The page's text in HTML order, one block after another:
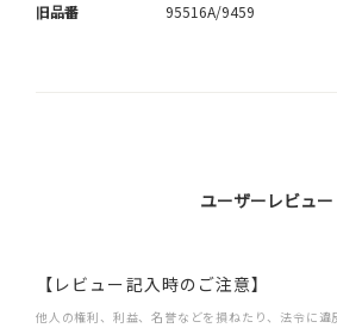
旧品番 95516A/9459
ユーザーレビュー
【レビュー記入時のご注意】
他人の権利、利益、名誉などを損ねたり、法令に違